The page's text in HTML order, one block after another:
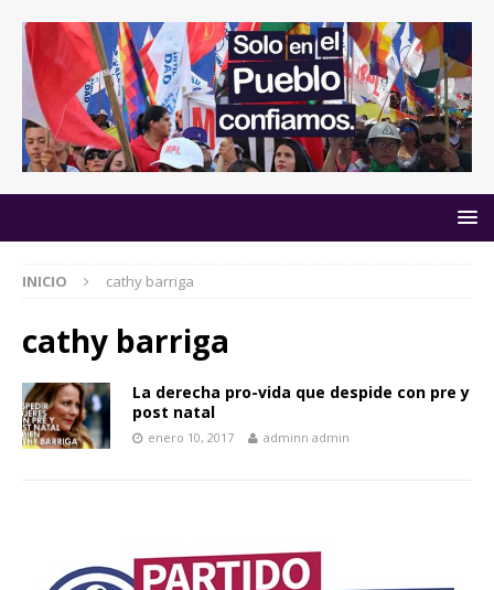
INICIO cathy barriga
cathy barriga
La derecha pro-vida que despide con pre y
post natal
enero 10, 2017 adminn admin